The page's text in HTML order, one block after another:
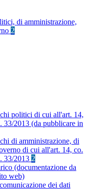
di amministrazione,
2
politici di cui all'art. 14,
33/2013 (da pubblicare in
di amministrazione, di
di cui all'art. 14, co.
33/2013 2
(documentazione da
web)
dei dati